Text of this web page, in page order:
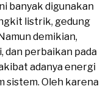
banyak digunakan
listrik, gedung
demikian,
dan perbaikan pada
adanya energi
sistem. Oleh karena